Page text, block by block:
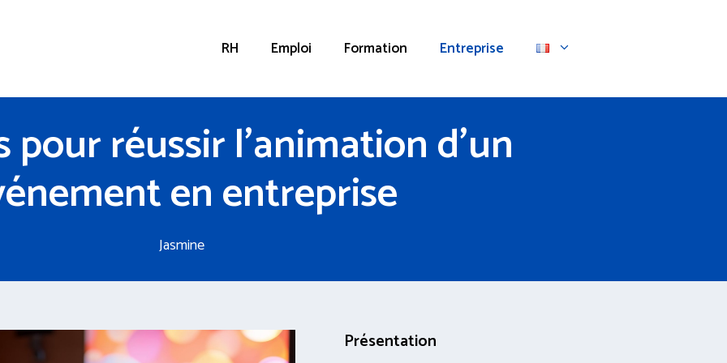
RH Emploi Formation Entreprise
pour réussir l’animation d’un
en entreprise
Jasmine
Présentation